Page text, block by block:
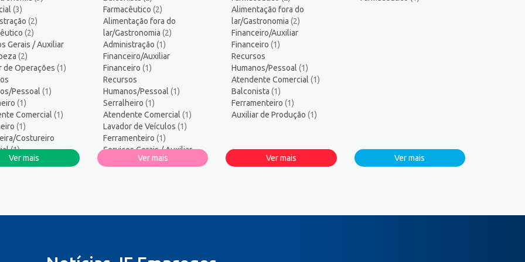
de Educação Infantil
1
1
1
Humanos/Pessoal
3
do Trabalho
2
Diversos
1
técnico de TI
1
Informática
1
(3)
(2)
(2)
Gerais / Auxiliar
(2)
de Operações (1)
Pessoal (1)
(1)
Comercial (1)
(1)
Costureiro
(1)
(1)
Ver mais
Farmacêutico (2)
Alimentação fora do
lar/Gastronomia (2)
Administração (1)
Financeiro/Auxiliar
Financeiro (1)
Recursos
Humanos/Pessoal (1)
Serralheiro (1)
Atendente Comercial (1)
Lavador de Veículos (1)
Ferramenteiro (1)
Serviços Gerais / Auxiliar
de Limpeza(1)
Ver mais
Alimentação fora do
lar/Gastronomia(2)
Financeiro/Auxiliar
Financeiro(1)
Recursos
Humanos/Pessoal(1)
Atendente Comercial(1)
Balconista(1)
Ferramenteiro(1)
Auxiliar de Produção(1)
Ver mais Ver mais